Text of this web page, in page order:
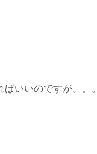
いいのですが。。。